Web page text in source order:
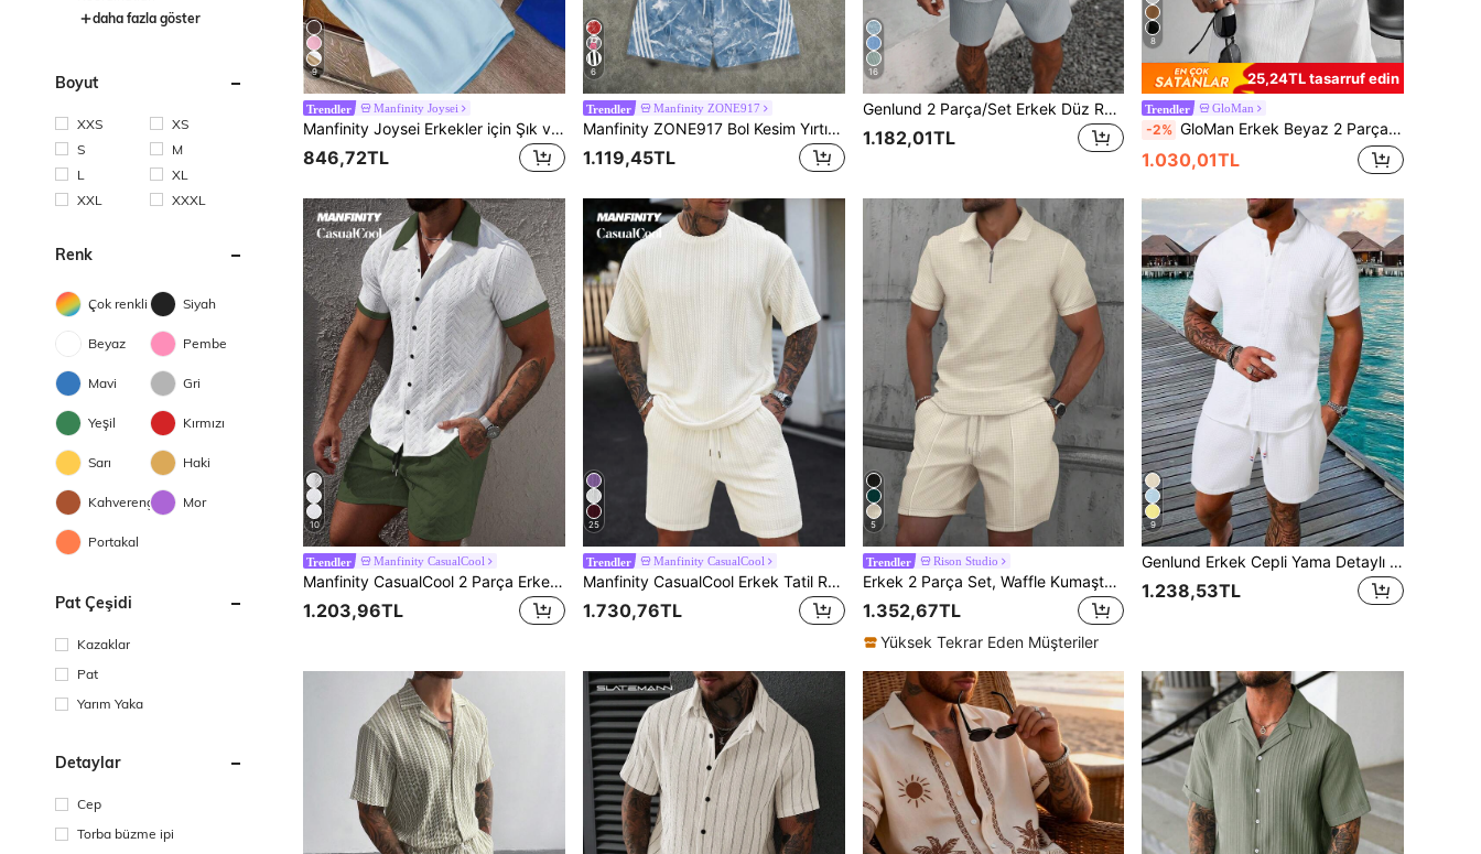
daha fazla göster
Boyut
XXS
XS
S
M
L
XL
XXL
XXXL
Renk
Çok renkli Siyah
Beyaz Pembe
Mavi Gri
Yeşil Kırmızı
Sarı Haki
Kahverengi Mor
Portakal
Pat Çeşidi
Kazaklar
Pat
Yarım Yaka
Detaylar
Cep
Torba büzme ipi
9
Trendler Manfinity Joysei
Manfinity Joysei Erkekler için Şık ve Çok Yönlü Harf ve Palmiye Ağacı Baskılı Yuvarlak Yaka Kısa Kollu Tişört ve Büzgülü Bel Cepli Şort Takımı
846,72TL
6
Trendler Manfinity ZONE917
Manfinity ZONE917 Bol Kesim Yırtık Mavi Sokak Stili Dudak Mücevheri Diş ve Kamuflaj Baskılı Beyaz Kısa Kollu Tişört ve Şort Takımı, İlkbahar/Yaz İçin Uygun (Yüksek Kalite), Tatil
1.119,45TL
16
Genlund 2 Parça/Set Erkek Düz Renk Dokulu Kısa Kollu Gömlek ve Şort Takımı, Yazlık Erkek Gömlek ve Şort Takımı, Rahat Tatil ve Resmi Kombin
1.182,01TL
8
25,24TL tasarruf edin
Trendler GloMan
-2% GloMan Erkek Beyaz 2 Parça Yazlık Küba Stili Keten Gömlek ve İpli Şort Takımı, Old Money Günlük Plaj Düğün Parti Tatil Seyahat Kombini, Koca/Baba/Erkek Arkadaş İçin Uygun, Resort Giyim
1.030,01TL
10
Trendler Manfinity CasualCool
Manfinity CasualCool 2 Parça Erkek Yazlık Günlük Kontrast Detaylı Düğmeli Gömlek ve Şort Takımı
1.203,96TL
25
Trendler Manfinity CasualCool
Manfinity CasualCool Erkek Tatil Rahat Stili, INS'den Esinlenilmiş İlkbahar/Yaz Turuncu Havlu Motifli Çiçek Desenli Kısa Kollu Gömlek ve Şort Takımı, Ayçiçekleri ve Papatyalarla Müzik Festivalleri, Hawaii Plaj Tatilleri ve Günlük Giyim İçin Mükemmel. Ayrıca Erkek Arkadaş veya Koca İçin Harika Bir Hediye. Erkek Şort Takımı, Erkek İki Parça Kıyafetler, Erkek Tişört Eşofmanı, Erkek Jakarlı Örgü Tişört, Minimalist Moda, Yaz İçin Uygun
1.730,76TL
5
Trendler Rison Studio
Erkek 2 Parça Set, Waffle Kumaştan Klasik Fermuarlı Yaka Kısa Kollu Polo Tişört + Şort, Tatil ve Plaj İçin Yazlık Günlük Kıyafet, Sessiz Lüks
1.352,67TL
Yüksek Tekrar Eden Müşteriler
9
Genlund Erkek Cepli Yama Detaylı Gömlek ve Büzgülü Bel Şort Takımı, Tatil İçin Sade Eş Giyim, Rahat Kıyafetler, Tatil
1.238,53TL